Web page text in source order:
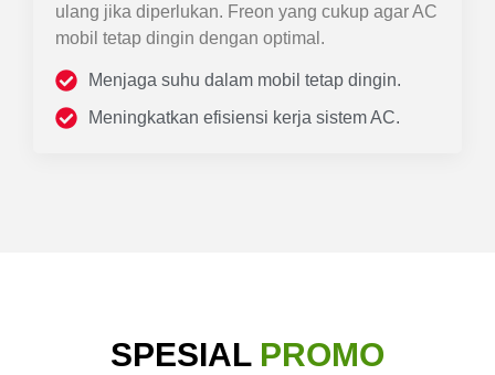
ulang jika diperlukan. Freon yang cukup agar AC
mobil tetap dingin dengan optimal.
Menjaga suhu dalam mobil tetap dingin.
Meningkatkan efisiensi kerja sistem AC.
SPESIAL PROMO